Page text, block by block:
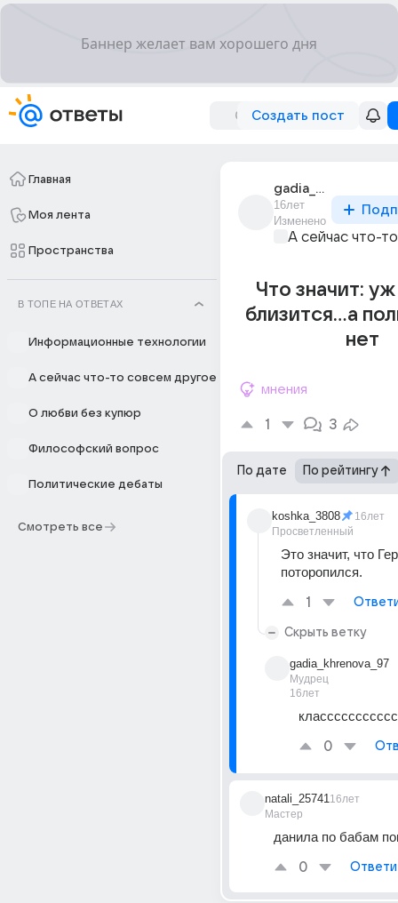
Создать пост
Главная
Моя лента
Пространства
В ТОПЕ НА ОТВЕТАХ
Информационные технологии
А сейчас что-то совсем другое
О любви без купюр
Философский вопрос
Политические дебаты
Смотреть все
gadia_khrenova_97
16лет
Изменено
А сейчас что-
Что значит:
близится...а
нет
мнения
1 3
По дате По рейтингу
koshka_3808
Просветленный
16лет
Это значит, что
поторопился.
1
Скрыть ветку
gadia_khrenova_97
Мудрец
16лет
0
natali_25741
Мастер
16лет
данила по бабам
0